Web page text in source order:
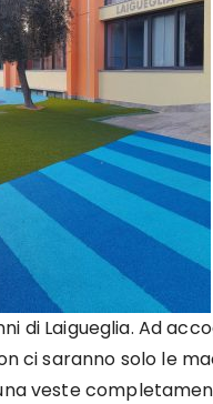
di Laigueglia. Ad
ci saranno solo le
veste